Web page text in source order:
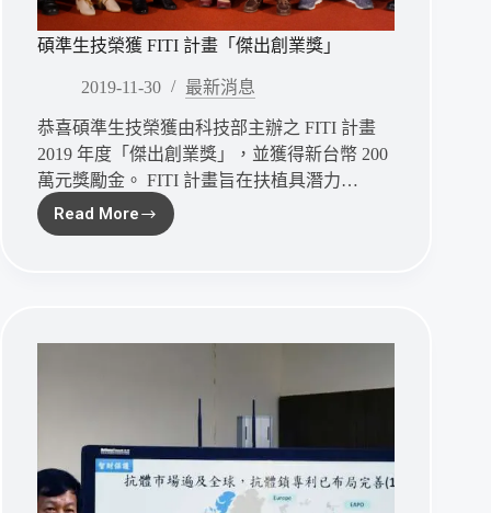
碩準生技榮獲 FITI 計畫「傑出創業獎」
2019-11-30 最新消息
恭喜碩準生技榮獲由科技部主辦之 FITI 計畫
2019 年度「傑出創業獎」，並獲得新台幣 200
萬元獎勵金。 FITI 計畫旨在扶植具潛力…
Read More
碩
獲
出
創